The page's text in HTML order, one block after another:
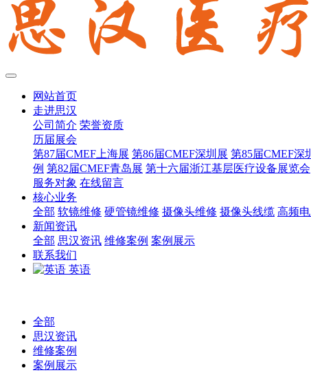
网站首页
走进思汉
公司简介 荣誉资质
历届展会
第87届CMEF上海展 第86届CMEF深圳展 第85届CMEF深
例 第82届CMEF青岛展 第十六届浙江基层医疗设备展览会
服务对象 在线留言
核心业务
全部 软镜维修 硬管镜维修 摄像头维修 摄像头线缆 高频
新闻资讯
全部 思汉资讯 维修案例 案例展示
联系我们
英语
全部
思汉资讯
维修案例
案例展示